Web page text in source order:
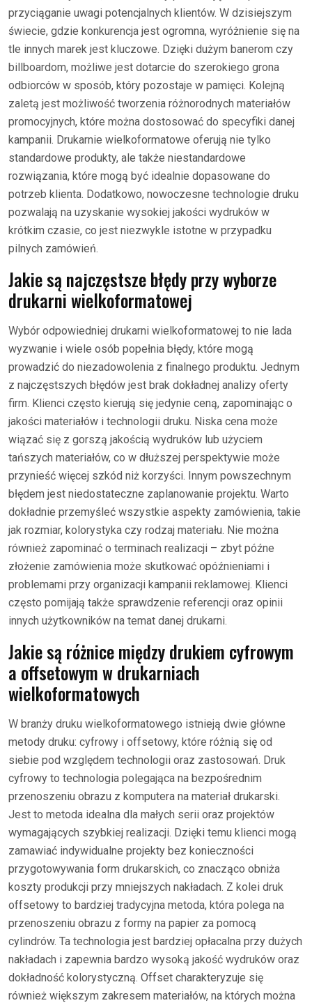
przyciąganie uwagi potencjalnych klientów. W dzisiejszym
świecie, gdzie konkurencja jest ogromna, wyróżnienie się na
tle innych marek jest kluczowe. Dzięki dużym banerom czy
billboardom, możliwe jest dotarcie do szerokiego grona
odbiorców w sposób, który pozostaje w pamięci. Kolejną
zaletą jest możliwość tworzenia różnorodnych materiałów
promocyjnych, które można dostosować do specyfiki danej
kampanii. Drukarnie wielkoformatowe oferują nie tylko
standardowe produkty, ale także niestandardowe
rozwiązania, które mogą być idealnie dopasowane do
potrzeb klienta. Dodatkowo, nowoczesne technologie druku
pozwalają na uzyskanie wysokiej jakości wydruków w
krótkim czasie, co jest niezwykle istotne w przypadku
pilnych zamówień.
Jakie są najczęstsze błędy przy wyborze
drukarni wielkoformatowej
Wybór odpowiedniej drukarni wielkoformatowej to nie lada
wyzwanie i wiele osób popełnia błędy, które mogą
prowadzić do niezadowolenia z finalnego produktu. Jednym
z najczęstszych błędów jest brak dokładnej analizy oferty
firm. Klienci często kierują się jedynie ceną, zapominając o
jakości materiałów i technologii druku. Niska cena może
wiązać się z gorszą jakością wydruków lub użyciem
tańszych materiałów, co w dłuższej perspektywie może
przynieść więcej szkód niż korzyści. Innym powszechnym
błędem jest niedostateczne zaplanowanie projektu. Warto
dokładnie przemyśleć wszystkie aspekty zamówienia, takie
jak rozmiar, kolorystyka czy rodzaj materiału. Nie można
również zapominać o terminach realizacji – zbyt późne
złożenie zamówienia może skutkować opóźnieniami i
problemami przy organizacji kampanii reklamowej. Klienci
często pomijają także sprawdzenie referencji oraz opinii
innych użytkowników na temat danej drukarni.
Jakie są różnice między drukiem cyfrowym
a offsetowym w drukarniach
wielkoformatowych
W branży druku wielkoformatowego istnieją dwie główne
metody druku: cyfrowy i offsetowy, które różnią się od
siebie pod względem technologii oraz zastosowań. Druk
cyfrowy to technologia polegająca na bezpośrednim
przenoszeniu obrazu z komputera na materiał drukarski.
Jest to metoda idealna dla małych serii oraz projektów
wymagających szybkiej realizacji. Dzięki temu klienci mogą
zamawiać indywidualne projekty bez konieczności
przygotowywania form drukarskich, co znacząco obniża
koszty produkcji przy mniejszych nakładach. Z kolei druk
offsetowy to bardziej tradycyjna metoda, która polega na
przenoszeniu obrazu z formy na papier za pomocą
cylindrów. Ta technologia jest bardziej opłacalna przy dużych
nakładach i zapewnia bardzo wysoką jakość wydruków oraz
dokładność kolorystyczną. Offset charakteryzuje się
również większym zakresem materiałów, na których można